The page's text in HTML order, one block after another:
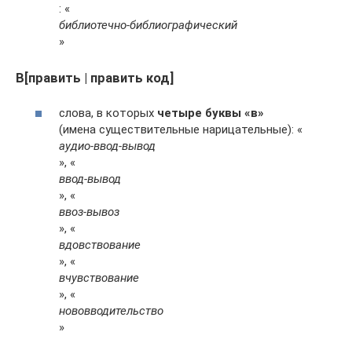
: «
библиотечно-библиографический
»
В[править | править код]
слова, в которых четыре буквы «в»
(имена существительные нарицательные): «
аудио-ввод-вывод
», «
ввод-вывод
», «
ввоз-вывоз
», «
вдовствование
», «
вчувствование
», «
нововводительство
»